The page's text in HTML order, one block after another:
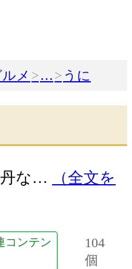
メ … うに
丹な…
（全文を
コンテン
104
個